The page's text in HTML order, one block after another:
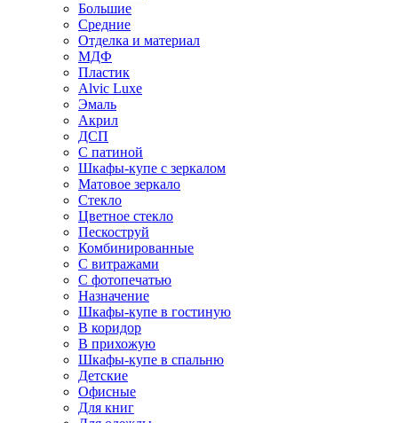
Большие
Средние
Отделка и материал
МДФ
Пластик
Alvic Luxe
Эмаль
Акрил
ДСП
С патиной
Шкафы-купе с зеркалом
Матовое зеркало
Стекло
Цветное стекло
Пескоструй
Комбинированные
С витражами
С фотопечатью
Назначение
Шкафы-купе в гостиную
В коридор
В прихожую
Шкафы-купе в спальню
Детские
Офисные
Для книг